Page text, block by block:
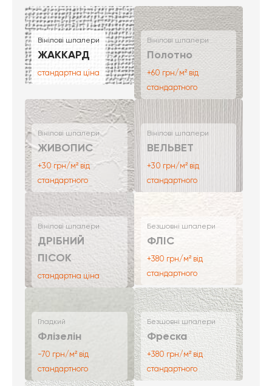
Вінілові шпалери
ЖАККАРД
стандартна ціна
Вінілові шпалери
Полотно
+60 грн/м² від
стандартного
Вінілові шпалери
ЖИВОПИС
+30 грн/м² від
стандартного
Вінілові шпалери
ВЕЛЬВЕТ
+30 грн/м² від
стандартного
Вінілові шпалери
ДРІБНИЙ
ПІСОК
стандартна ціна
Безшовні шпалери
ФЛІС
+380 грн/м² від
стандартного
Гладкий
Флізелін
-70 грн/м² від
стандартного
Безшовні шпалери
Фреска
+380 грн/м² від
стандартного